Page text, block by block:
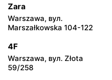
Grzybowska 2
Żabka
Chałubińskiego 8
Żabka
Zara
Warszawa, вул.
Marszałkowska 104-122
4F
Warszawa, вул. Złota
59/258